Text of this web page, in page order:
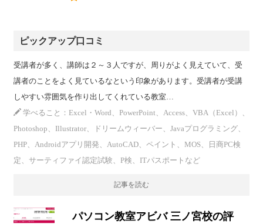
ピックアップ口コミ
受講者が多く、講師は２～３人ですが、周りがよく見えていて、受
講者のことをよく見ているなという印象があります。受講者が受講
しやすい雰囲気を作り出してくれている教室…
学べること：Excel・Word、PowerPoint、Access、VBA（Excel）、
Photoshop、Illustrator、ドリームウィーバー、Javaプログラミング、
PHP、Androidアプリ開発、AutoCAD、ペイント、MOS、日商PC検
定、サーティファイ認定試験、P検、ITパスポートなど
記事を読む
パソコン教室アビバ 三ノ宮校の評